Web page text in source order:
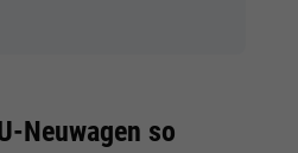
Neuwagen so